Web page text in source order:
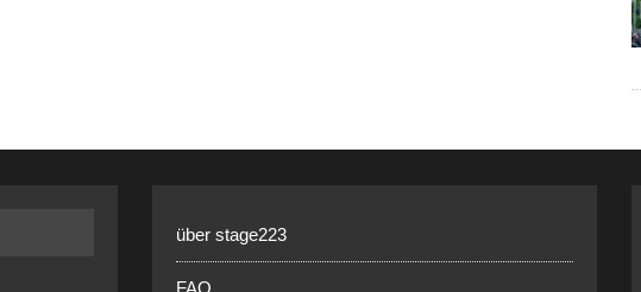
über stage223